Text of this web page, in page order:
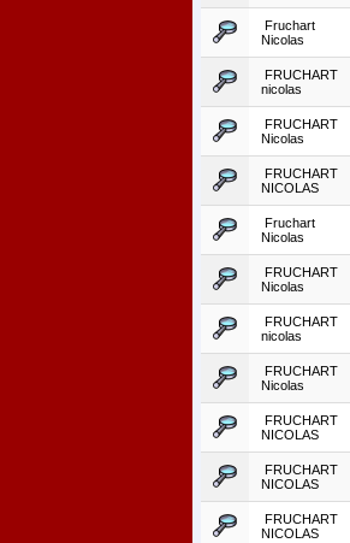
Fruchart
Nicolas
FRUCHART
nicolas
FRUCHART
Nicolas
FRUCHART
NICOLAS
Fruchart
Nicolas
FRUCHART
Nicolas
FRUCHART
nicolas
FRUCHART
Nicolas
FRUCHART
NICOLAS
FRUCHART
NICOLAS
FRUCHART
NICOLAS